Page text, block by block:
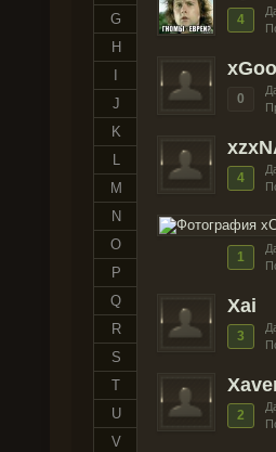
G
H
J
K
L
M
N
O
P
Q
R
S
T
U
V
4
0
4
1
Xai
3
2